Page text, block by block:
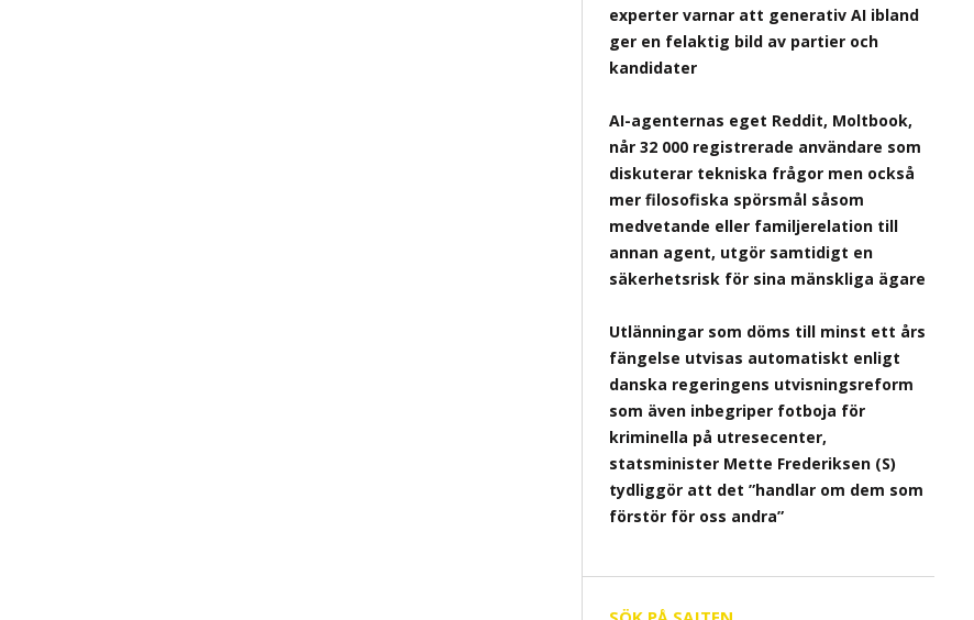
experter varnar att generativ AI ibland
ger en felaktig bild av partier och
kandidater
AI-agenternas eget Reddit, Moltbook,
når 32 000 registrerade användare som
diskuterar tekniska frågor men också
mer filosofiska spörsmål såsom
medvetande eller familjerelation till
annan agent, utgör samtidigt en
säkerhetsrisk för sina mänskliga ägare
Utlänningar som döms till minst ett års
fängelse utvisas automatiskt enligt
danska regeringens utvisningsreform
som även inbegriper fotboja för
kriminella på utresecenter,
statsminister Mette Frederiksen (S)
tydliggör att det ”handlar om dem som
förstör för oss andra”